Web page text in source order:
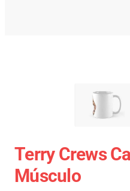
Terry Crews
Músculo